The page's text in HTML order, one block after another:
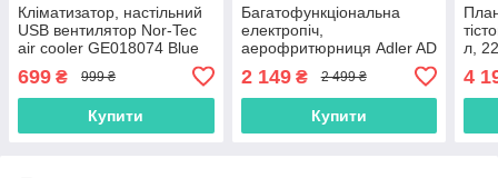
Кліматизатор, настільний
USB вентилятор Nor-Tec
air cooler GE018074 Blue
водяним охолодженням
699 ₴ 999 ₴
Купити
Багатофункціональна
електропіч,
аерофритюрниця Adler AD
Польща)
2 149₴ 2 499 ₴
Купити
л,
4